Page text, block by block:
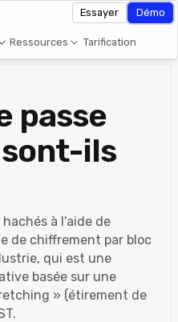
Ressources Tarification
Essayer Démo
passe
ils
à l'aide de
de chiffrement par bloc
qui est une
basée sur une
» (étirement de